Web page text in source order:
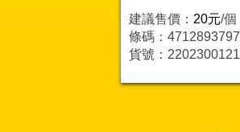
建議售價： 20元/個
條碼：
貨號：2202300121